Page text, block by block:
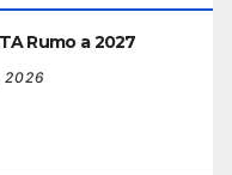
Rumo a 2027
2026